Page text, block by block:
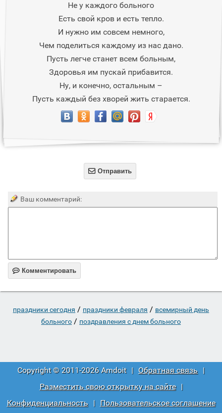
Не у каждого больного
Есть свой кров и есть тепло.
И нужно им совсем немного,
Чем поделиться каждому из нас дано.
Пусть легче станет всем больным,
Здоровья им пускай прибавится.
Ну, и конечно, остальным –
Пусть каждый без хворей жить старается.
 Отправить
Ваш комментарий:
 Комментировать
праздники сегодня / праздники февраля / всемирный день
больного / поздравления с днем больного
Copyright © 2011-2026 Amdoit | Обратная связь |
Разместить свою открытку на сайте
|
Конфиденциальность
| Пользовательское соглашение